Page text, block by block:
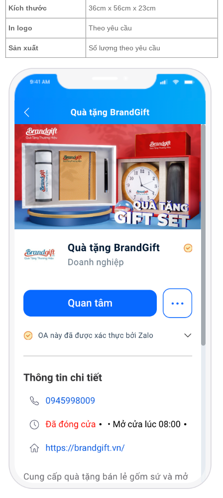
Kích thước 36cm x 56cm x 23cm
In logo Theo yêu cầu
Sản xuất Số lượng theo yêu cầu